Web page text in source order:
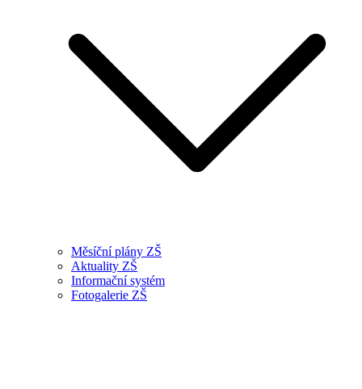
Měsíční plány ZŠ
Aktuality ZŠ
Informační systém
Fotogalerie ZŠ